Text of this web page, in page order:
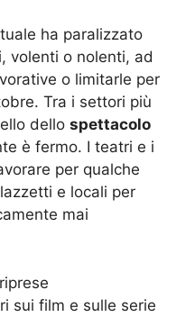
ha paralizzato
volenti o nolenti, ad
o limitarle per
Tra i settori più
dello spettacolo
è fermo. I teatri e i
per qualche
e locali per
mai
sui film e sulle serie